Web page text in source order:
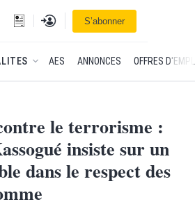
à la une
Se connecterS’abonner
DE L'ESSOR
AES ANNONCES OFFRES
le terrorisme :
insiste sur un
dans le respect des